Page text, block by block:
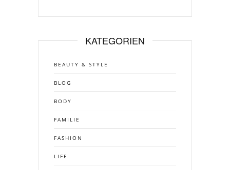
KATEGORIEN
BEAUTY & STYLE
BLOG
BODY
FAMILIE
FASHION
LIFE